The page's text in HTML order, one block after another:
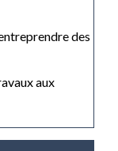
des
aux